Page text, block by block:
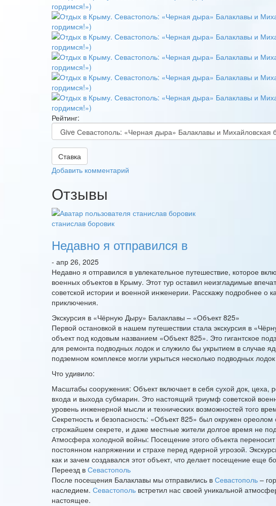
Рейтинг:
Ставка
Добавить комментарий
Отзывы
станислав боровик
Недавно я отправился в
- апр 26, 2025
Недавно я отправился в увлекательное путешествие, которое
военных объектов в Крыму. Этот тур оставил неизгладимые
советской истории и военной инженерии. Расскажу подробнее о
приключения.
Экскурсия в «Чёрную Дыру» Балаклавы – «Объект 825»
Первой остановкой в нашем путешествии стала экскурсия в
объект под кодовым названием «Объект 825». Это гигантское
для ремонта подводных лодок и служило бы укрытием в случае
подземном комплексе могли укрыться несколько подводных
Что удивило:
Масштабы сооружения: Объект включает в себя сухой док, цеха,
входа и выхода субмарин. Это настоящий триумф советской
уровень инженерной мысли и технических возможностей того
Секретность и безопасность: «Объект 825» был окружен
строжайшем секрете, и даже местные жители долгое время не
Атмосфера холодной войны: Посещение этого объекта
постоянном напряжении и страхе перед ядерной угрозой.
как и зачем создавался этот объект, что делает посещение еще
Переезд в Севастополь
После посещения Балаклавы мы отправились в Севастополь –
наследием. Севастополь встретил нас своей уникальной
настоящее.